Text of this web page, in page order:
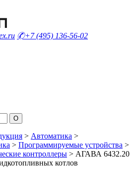
✆+7 (495) 136-56-02
> Автоматика >
> Программируемые устройства >
контроллеры > АГАВА 6432.20
котлов